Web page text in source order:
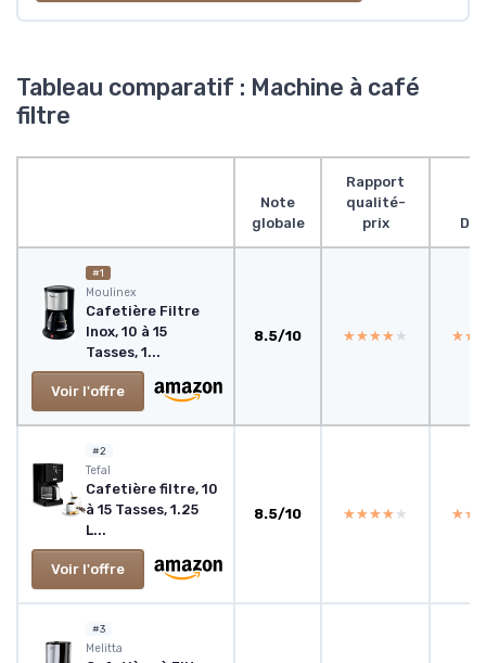
Tableau comparatif : Machine à café
filtre
Note
globale
Rapport
qualité-
prix
#1
‎Moulinex
Cafetière Filtre
Inox, 10 à 15
Tasses, 1...
Voir l'offre
8.5/10 ★★★★★
★★★★★
#2
‎Tefal
Cafetière filtre, 10
à 15 Tasses, 1.25
L...
Voir l'offre
8.5/10 ★★★★★
★★★★★
#3
‎Melitta